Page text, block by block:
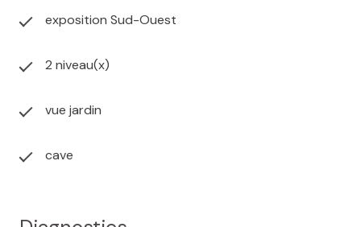
exposition Sud-Ouest
2 niveau(x)
vue jardin
cave